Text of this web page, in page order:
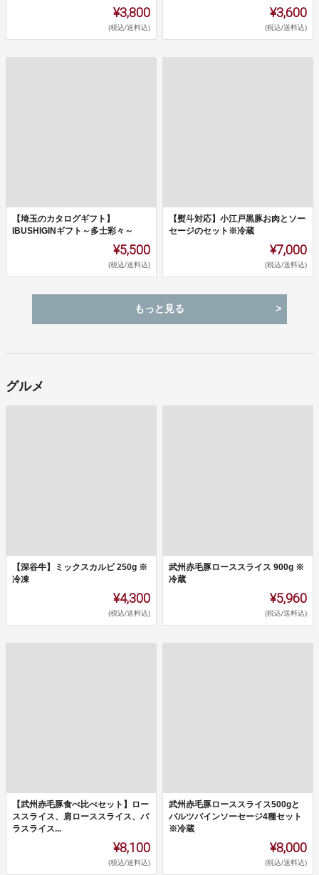
¥3,800
(税込/送料込)
¥3,600
(税込/送料込)
【埼玉のカタログギフト】
IBUSHIGINギフト～多士彩々～
¥5,500
(税込/送料込)
【熨斗対応】小江戸黒豚お肉とソー
セージのセット※冷蔵
¥7,000
(税込/送料込)
もっと見る
グルメ
【深谷牛】ミックスカルビ 250g ※
冷凍
¥4,300
(税込/送料込)
武州赤毛豚ローススライス 900g ※
冷蔵
¥5,960
(税込/送料込)
【武州赤毛豚食べ比べセット】ロー
ススライス、肩ローススライス、バ
ラスライス...
¥8,100
(税込/送料込)
武州赤毛豚ローススライス500gと
バルツバインソーセージ4種セット
※冷蔵
¥8,000
(税込/送料込)